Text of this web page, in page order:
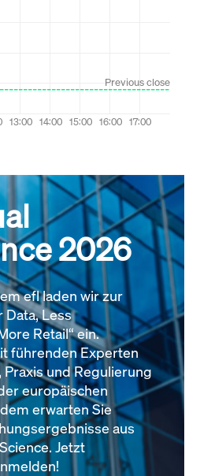
2026
efl laden wir zur
Data, Less
Retail“ ein.
führenden Experten
Praxis und Regulierung
europäischen
erwarten Sie
aus
Jetzt